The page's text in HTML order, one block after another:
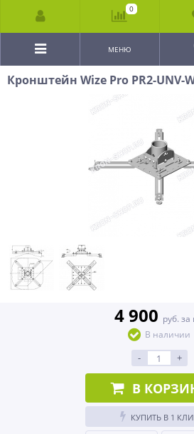
МЕНЮ
Кронштейн Wize Pro PR2-UNV-
4 900 руб.
В наличии
- +
В
КУПИТЬ В 1
0